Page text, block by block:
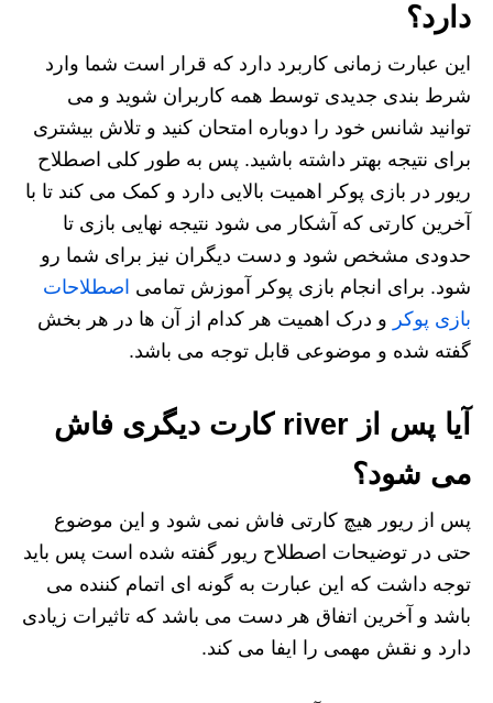
دارد؟
این عبارت زمانی کاربرد دارد که قرار است شما وارد
شرط بندی جدیدی توسط همه کاربران شوید و می
توانید شانس خود را دوباره امتحان کنید و تلاش بیشتری
برای نتیجه بهتر داشته باشید. پس به طور کلی اصطلاح
ریور در بازی پوکر اهمیت بالایی دارد و کمک می کند تا با
آخرین کارتی که آشکار می شود نتیجه نهایی بازی تا
حدودی مشخص شود و دست دیگران نیز برای شما رو
شود. برای انجام بازی پوکر آموزش تمامی اصطلاحات
بازی پوکر و درک اهمیت هر کدام از آن ها در هر بخش
گفته شده و موضوعی قابل توجه می باشد.
آیا پس از river کارت دیگری فاش
می شود؟
پس از ریور هیچ کارتی فاش نمی شود و این موضوع
حتی در توضیحات اصطلاح ریور گفته شده است پس باید
توجه داشت که این عبارت به گونه ای اتمام کننده می
باشد و آخرین اتفاق هر دست می باشد که تاثیرات زیادی
دارد و نقش مهمی را ایفا می کند.